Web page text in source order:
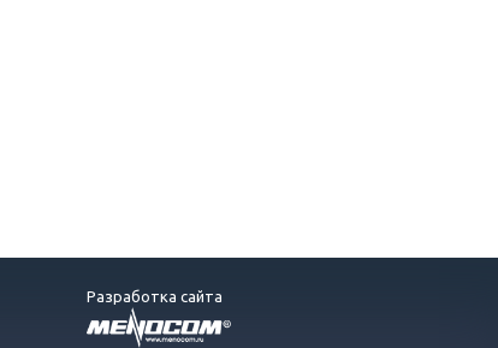
Разработка сайта